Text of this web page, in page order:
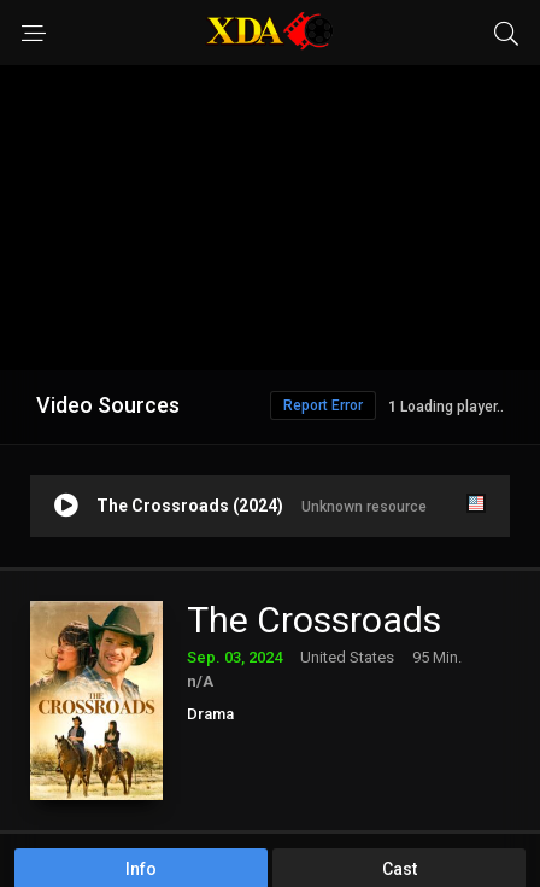
Video Sources Loading player..
Report Error
The Crossroads (2024) Unknown resource
The Crossroads
Sep. 03, 2024 United States
95 Min.
n/A
Drama
Info Cast